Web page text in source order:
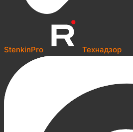
StenkinPro Технадзор